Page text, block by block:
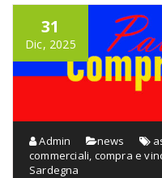
31
Dic, 2025
Admin news
commerciali, compra e
Sardegna